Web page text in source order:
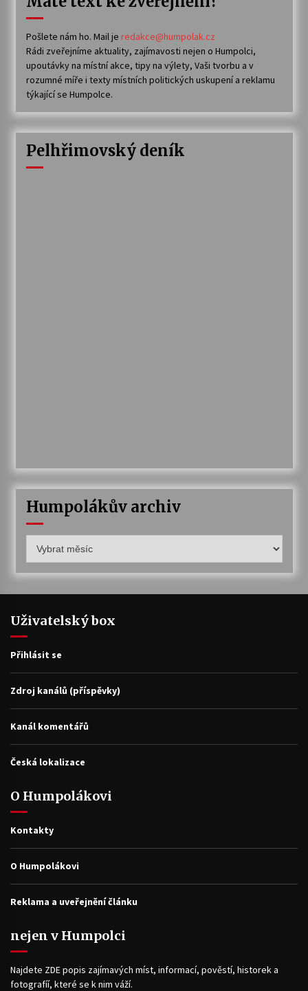
Pošlete nám ho. Mail je redakce@humpolak.cz
Rádi zveřejníme aktuality, zajímavosti nejen o Humpolci,
upoutávky na místní akce, tipy na výlety, Vaši tvorbu a v
rozumné míře i texty místních politických uskupení a reklamu
týkající se Humpolce.
Pelhřimovský deník
Humpolákův archiv
archiv
Uživatelský box
Přihlásit se
Zdroj kanálů (příspěvky)
Kanál komentářů
Česká lokalizace
O Humpolákovi
Kontakty
O Humpolákovi
Reklama a uveřejnění článku
nejen v Humpolci
Najdete ZDE popis zajímavých míst, informací, pověstí, historek a
fotografíí, které se k nim váží.